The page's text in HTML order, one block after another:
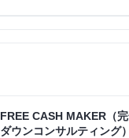
FREE CASH MAKER（
ダウンコンサルティング）